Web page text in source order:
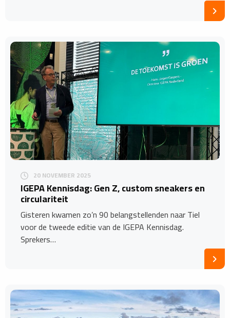
20 NOVEMBER 2025
IGEPA Kennisdag: Gen Z, custom sneakers en
circulariteit
Gisteren kwamen zo’n 90 belangstellenden naar Tiel
voor de tweede editie van de IGEPA Kennisdag.
Sprekers…